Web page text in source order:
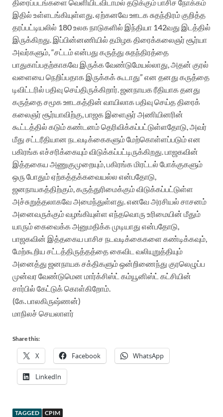
திரைப்படங்களை வெளியிடவிடாமல் தடுக்கும் பாசிச நோக்கம்
இதில் உள்ளடங்கியுள்ளது. ஏற்கனவே ஊடக சுதந்திரம் குறித்த
தரப்பட்டியலில் 180 உலக நாடுகளில் இந்தியா 142வது இடத்தில்
இருக்கிறது. இப்பின்னணியில் தமிழக திரைக்கலைஞர் சூர்யா
அவர்களும், “சட்டம் என்பது கருத்து சுதந்திரத்தை
பாதுகாப்பதற்காகவே இருக்க வேண்டுமேயல்லாது, அதன் குரல்
வளையை நெறிப்பதாக இருக்கக் கூடாது” என தனது கருத்தை
டிவிட்டரில் பதிவு செய்திருக்கிறார். ஜனநாயக ரீதியாக தனது
கருத்தை சமூக ஊடகத்தின் வாயிலாக பதிவு செய்த திரைக்
கலைஞர் சூர்யாவிற்கு, பாஜக இளைஞர் அணியினரின்
கூட்டத்தில் கடும் கண்டனம் தெரிவிக்கப்பட்டுள்ளதோடு, அவர்
மீது சட்டரீதியான நடவடிக்கைகளும் மேற்கொள்ளப்படும் என
பகிரங்க எச்சரிக்கையும் விடுக்கப்பட்டிருக்கிறது. பாஜகவின்
இத்தகைய அணுகுமுறையும், பகிரங்க மிரட்டல் போக்குகளும்
ஒரு போதும் ஏற்கத்தக்கவையல்ல என்பதோடு,
ஜனநாயகத்திற்கும், கருத்துரிமைக்கும் விடுக்கப்பட்டுள்ள
அச்சுறுத்தலாகவே அமைந்துள்ளது. எனவே அரசியல் சாசனம்
அனைவருக்கும் வழங்கியுள்ள எந்தவொரு உரிமையின் மீதும்
யாரும் கைவைக்க அனுமதிக்க முடியாது என்பதோடு,
பாஜகவின் இத்தகைய பாசிச நடவடிக்கைகளை கண்டிக்கவும்,
மேற்கூறிய சட்டத்திருத்தத்தை கைவிட வலியுறுத்தியும்
அனைத்து ஜனநாயக சக்திகளும் ஒன்றிணைந்து குரலெழுப்ப
முன்வர வேண்டுமென மார்க்சிஸ்ட் கம்யூனிஸ்ட் கட்சியின்
சார்பில் கேட்டுக் கொள்கிறோம்.
(கே. பாலகிருஷ்ணன்)
மாநிலச் செயலாளர்
Share this:
X Facebook WhatsApp
LinkedIn
TAGGED CPIM